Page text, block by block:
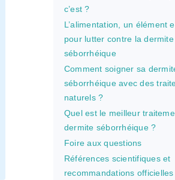
c’est ?
L’alimentation, un élément
pour lutter contre la dermite
séborrhéique
Comment soigner sa
séborrhéique avec des
naturels ?
Quel est le meilleur
dermite séborrhéique ?
Foire aux questions
Références scientifiques et
recommandations officielles